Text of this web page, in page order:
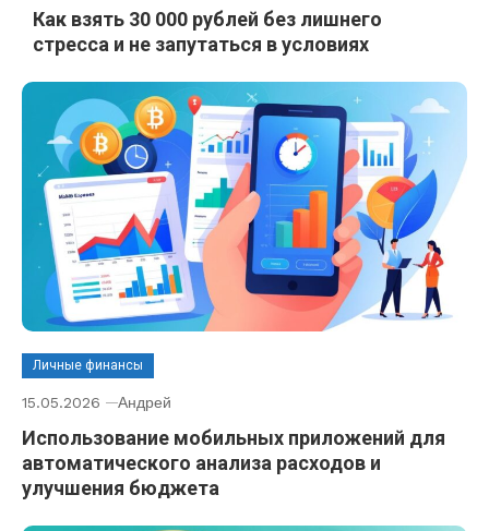
Как взять 30 000 рублей без лишнего
стресса и не запутаться в условиях
Личные финансы
15.05.2026 Андрей
Использование мобильных приложений для
автоматического анализа расходов и
улучшения бюджета